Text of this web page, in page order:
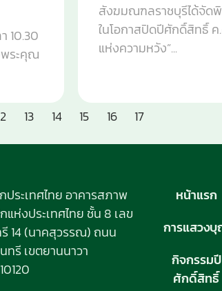
10.30
ระคุณ
สังฆมณฑลราชบุรีได้จัด
ในโอกาสปิดปีศักดิ์สิทธิ์ ค
แห่งความหวัง”...
13 14 15 16 17
ระเทศไทย อาคารสภาพ
แห่งประเทศไทย ชั้น 8 เลข
รี 14 (นาคสุวรรณ) ถนน
รี เขตยานนาวา
หน้าแรก
การแสวง
กิจกรรมปี
ศักดิ์สิทธิ์